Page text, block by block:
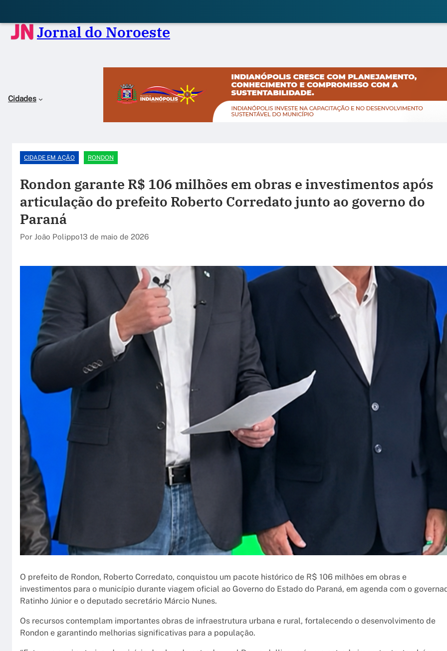
Jornal do Noroeste
Cidades
CIDADE EM AÇÃO RONDON
Rondon garante R$ 106 milhões em obras e investimentos após
articulação do prefeito Roberto Corredato junto ao governo do
Paraná
Por João Polippo13 de maio de 2026
O prefeito de Rondon, Roberto Corredato, conquistou um pacote histórico de R$ 106 milhões em obras e
investimentos para o município durante viagem oficial ao Governo do Estado do Paraná, em agenda com o
Ratinho Júnior e o deputado secretário Márcio Nunes.
Os recursos contemplam importantes obras de infraestrutura urbana e rural, fortalecendo o desenvolvimento de
Rondon e garantindo melhorias significativas para a população.